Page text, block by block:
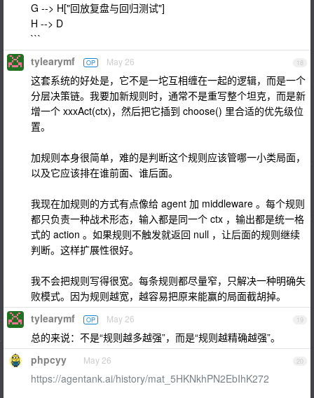
G --> H["回放复盘与回归测试"]
H --> D
```
18
tylearymf OP May 26
这套系统的好处是，它不是一坨互相缠在一起的逻辑，而是一个
分层决策链。我要加新规则时，通常不是重写整个坦克，而是新
增一个 xxxAct(ctx)，然后把它插到 choose() 里合适的优先级位
置。
加规则本身很简单，难的是判断这个规则应该管哪一小类局面，
以及它应该排在谁前面、谁后面。
我现在加规则的方式有点像给 agent 加 middleware 。每个规则
都只负责一种战术形态，输入都是同一个 ctx ，输出都是统一格
式的 action 。如果规则不触发就返回 null ，让后面的规则继续
判断。这样扩展性很好。
我不会把规则写得很宽。每条规则都尽量窄，只解决一种明确失
败模式。因为规则越宽，越容易把原来能赢的局面截胡掉。
19
tylearymf OP May 26
总的来说：不是“规则越多越强”，而是“规则越精确越强”。
20
phpcyy May 26
https://agentank.ai/history/mat_5HKNkhPN2EbIhK272